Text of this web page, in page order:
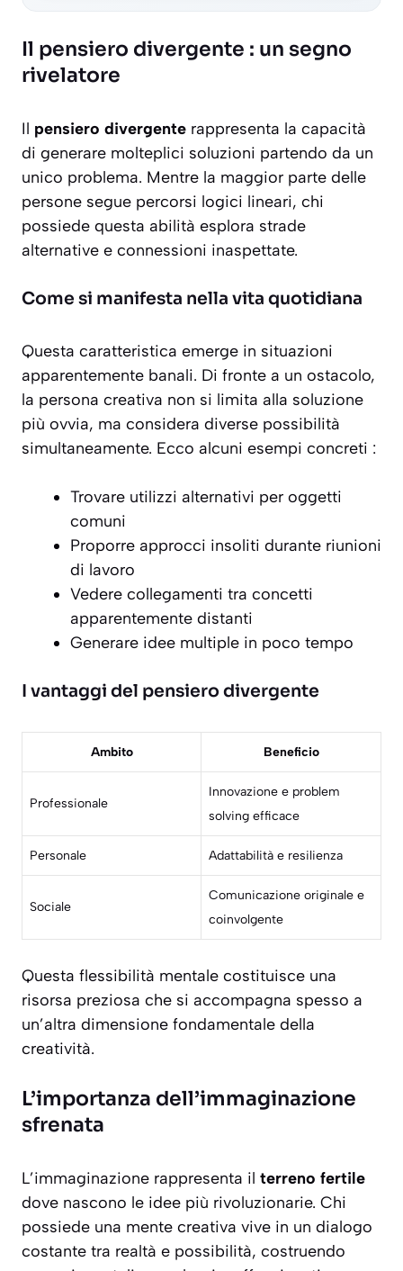
Il pensiero divergente : un segno
rivelatore
Il pensiero divergente rappresenta la capacità
di generare molteplici soluzioni partendo da un
unico problema. Mentre la maggior parte delle
persone segue percorsi logici lineari, chi
possiede questa abilità esplora strade
alternative e connessioni inaspettate.
Come si manifesta nella vita quotidiana
Questa caratteristica emerge in situazioni
apparentemente banali. Di fronte a un ostacolo,
la persona creativa non si limita alla soluzione
più ovvia, ma considera diverse possibilità
simultaneamente. Ecco alcuni esempi concreti :
Trovare utilizzi alternativi per oggetti
comuni
Proporre approcci insoliti durante riunioni
di lavoro
Vedere collegamenti tra concetti
apparentemente distanti
Generare idee multiple in poco tempo
I vantaggi del pensiero divergente
Ambito Beneficio
Professionale
Innovazione e problem
solving efficace
Personale Adattabilità e resilienza
Sociale
Comunicazione originale e
coinvolgente
Questa flessibilità mentale costituisce una
risorsa preziosa che si accompagna spesso a
un’altra dimensione fondamentale della
creatività.
L’importanza dell’immaginazione
sfrenata
L’immaginazione rappresenta il terreno fertile
dove nascono le idee più rivoluzionarie. Chi
possiede una mente creativa vive in un dialogo
costante tra realtà e possibilità, costruendo